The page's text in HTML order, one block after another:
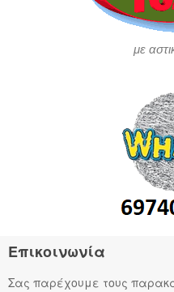
με
Επικοινωνία
Σας παρέχουμε τους